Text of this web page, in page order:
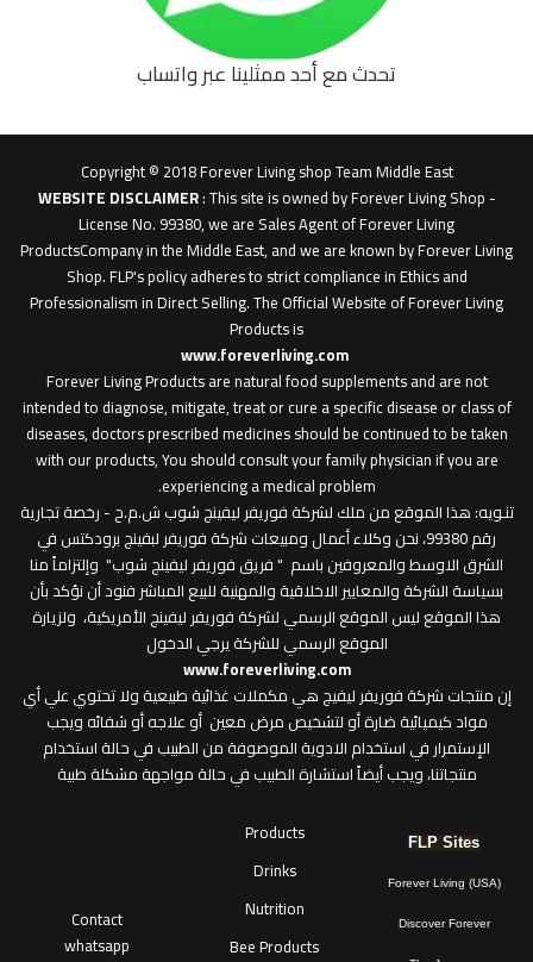
تحدث مع أحد ممثلينا عبر واتساب
Copyright © 2018 Forever Living shop Team Middle East
WEBSITE DISCLAIMER: This site is owned by Forever Living Shop -
License No. 99380, we are Sales Agent of Forever Living
ProductsCompany in the Middle East, and we are known by Forever Living
Shop. FLP's policy adheres to strict compliance in Ethics and
Professionalism in Direct Selling. The Official Website of Forever Living
Products is
www.foreverliving.com
Forever Living Products are natural food supplements and are not
intended to diagnose, mitigate, treat or cure a specific disease or class of
diseases, doctors prescribed medicines should be continued to be taken
with our products, You should consult your family physician if you are
experiencing a medical problem.
تنـويه: هذا الموقع من ملك لشركة فوريفر ليفينج شوب ش.م.ح - رخصة تجارية
رقم 99380، نحن وكلاء أعمال ومبيعات شركة فوريفر لبفينج برودكتس في
الشرق الاوسط والمعروفين باسم " فريق فوريفر ليفينج شوب" وإلتزاماً منا
بسياسة الشركة والمعايير الاخلاقية والمهنية للبيع المباشر فنود أن نؤكد بأن
هذا الموقع ليس الموقع الرسمي لشركة فوريفر ليفينج الأمريكية، ولزيارة
الموقع الرسمي للشركة يرجي الدخول
www.foreverliving.com
​إن منتجات شركة فوريفر ليفيج هي مكملات غذائية طبيعية ولا تحتوي علي أي
مواد كيميائية ضارة أو لتشخيص مرض معين أو علاجه أو شفائه ويجب
الإستمرار في استخدام الادوية الموصوفة من الطبيب في حالة استخدام
منتجاتنا، ويجب أيضاً استشارة الطبيب في حالة مواجهة مشكلة طبية
FLP Sites
Forever Living (USA)
Discover Forever
Products
Drinks
Nutrition
Bee Products
Contact
whatsapp